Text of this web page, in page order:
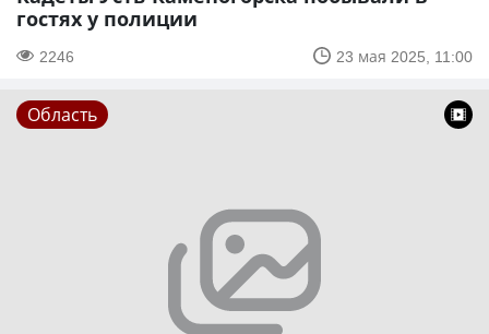
гостях у полиции
2246 23 мая 2025, 11:00
Область